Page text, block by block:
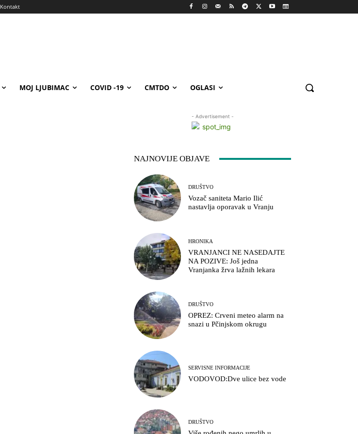
Kontakt
MOJ LJUBIMAC COVID -19 CMTDO OGLASI
- Advertisement -
NAJNOVIJE OBJAVE
DRUŠTVO
Vozač saniteta Mario Ilić
nastavlja oporavak u Vranju
HRONIKA
VRANJANCI NE NASEDAJTE
NA POZIVE: Još jedna
Vranjanka žrva lažnih lekara
DRUŠTVO
OPREZ: Crveni meteo alarm na
snazi u Pčinjskom okrugu
SERVISNE INFORMACIJE
VODOVOD:Dve ulice bez vode
DRUŠTVO